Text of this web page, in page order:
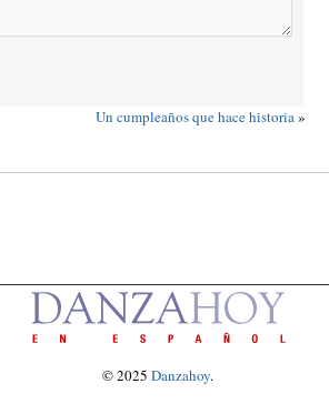
Un cumpleaños que hace historia»
© 2025 Danzahoy.